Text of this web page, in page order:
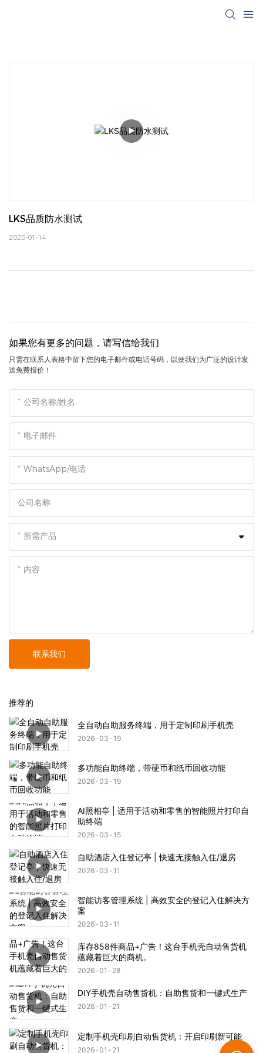
LKS品质防水测试
2025-01-14
如果您有更多的问题，请写信给我们
只需在联系人表格中留下您的电子邮件或电话号码，以便我们为广泛的设计发
送免费报价！
公司名称/姓名
电子邮件
WhatsApp/电话
公司名称
所需产品
内容
联系我们
推荐的
全自动自助服务终端，用于定制印刷手机壳
2026 03 19
多功能自助终端，带硬币和纸币回收功能
2026 03 19
AI照相亭 | 适用于活动和零售的智能照片打印自
助终端
2026 03 15
自助酒店入住登记亭 | 快速无接触入住/退房
2026 03 11
智能访客管理系统 | 高效安全的登记入住解决方
案
2026 03 11
库存858件商品+广告！这台手机壳自动售货机
蕴藏着巨大的商机。
2026 01 28
DIY手机壳自动售货机：自助售货和一键式生产
2026 01 21
定制手机壳印刷自动售货机：开启印刷新可能
2026 01 21